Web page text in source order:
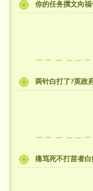
你的任务撰文向
两针白打了?英政
痛骂死不打苗者